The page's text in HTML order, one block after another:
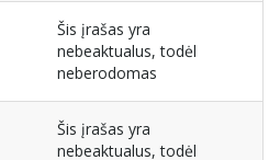
Šis įrašas yra
nebeaktualus, todėl
neberodomas
Šis įrašas yra
nebeaktualus, todėl